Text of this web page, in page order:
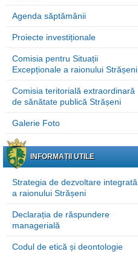
Agenda săptămânii
Proiecte investiționale
Comisia pentru Situații
Excepționale a raionului Strășeni
Comisia teritorială extraordinară
de sănătate publică Strășeni
Galerie Foto
INFORMAȚII UTILE
Strategia de dezvoltare integrată
a raionului Strășeni
Declarația de răspundere
managerială
Codul de etică și deontologie